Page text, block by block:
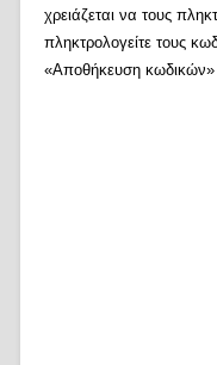
χρειάζεται να τους
πληκτρολογείτε τους
«Αποθήκευση κωδικών»